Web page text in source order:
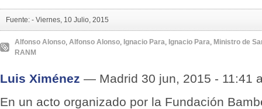
Fuente: - Viernes, 10 Julio, 2015
Alfonso Alonso, Alfonso Alonso, Ignacio Para, Ignacio Para, Ministro de
RANM
Luis Ximénez — Madrid 30 jun, 2015 - 11:41
En un acto organizado por la Fundación